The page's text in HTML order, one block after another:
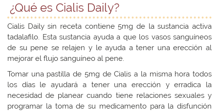
¿Qué es Cialis Daily?
Cialis Daily sin receta contiene 5mg de la sustancia activa
tadalafilo. Esta sustancia ayuda a que los vasos sanguíneos
de su pene se relajen y le ayuda a tener una erección al
mejorar el flujo sanguíneo al pene.
Tomar una pastilla de 5mg de Cialis a la misma hora todos
los días le ayudará a tener una erección y erradica la
necesidad de planear cuando tiene relaciones sexuales y
programar la toma de su medicamento para la disfunción